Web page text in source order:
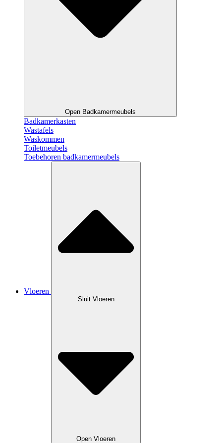
Open Badkamermeubels
Badkamerkasten
Wastafels
Waskommen
Toiletmeubels
Toebehoren badkamermeubels
Vloeren
Sluit Vloeren
Open Vloeren